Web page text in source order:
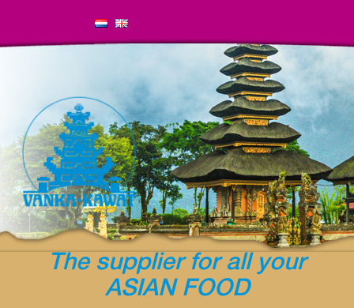
The supplier for all your
ASIAN FOOD